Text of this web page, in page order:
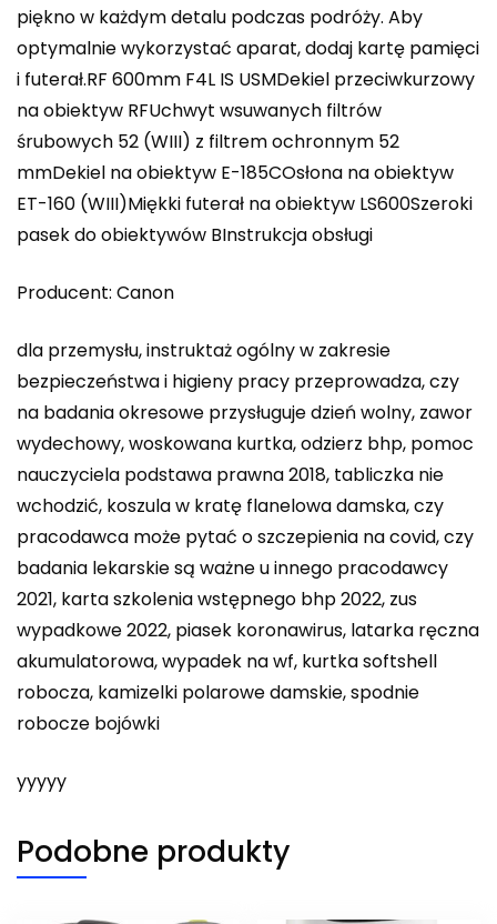
piękno w każdym detalu podczas podróży. Aby
optymalnie wykorzystać aparat, dodaj kartę pamięci
i futerał.RF 600mm F4L IS USMDekiel przeciwkurzowy
na obiektyw RFUchwyt wsuwanych filtrów
śrubowych 52 (WIII) z filtrem ochronnym 52
mmDekiel na obiektyw E-185COsłona na obiektyw
ET-160 (WIII)Miękki futerał na obiektyw LS600Szeroki
pasek do obiektywów BInstrukcja obsługi
Producent: Canon
dla przemysłu, instruktaż ogólny w zakresie
bezpieczeństwa i higieny pracy przeprowadza, czy
na badania okresowe przysługuje dzień wolny, zawor
wydechowy, woskowana kurtka, odzierz bhp, pomoc
nauczyciela podstawa prawna 2018, tabliczka nie
wchodzić, koszula w kratę flanelowa damska, czy
pracodawca może pytać o szczepienia na covid, czy
badania lekarskie są ważne u innego pracodawcy
2021, karta szkolenia wstępnego bhp 2022, zus
wypadkowe 2022, piasek koronawirus, latarka ręczna
akumulatorowa, wypadek na wf, kurtka softshell
robocza, kamizelki polarowe damskie, spodnie
robocze bojówki
yyyyy
Podobne produkty